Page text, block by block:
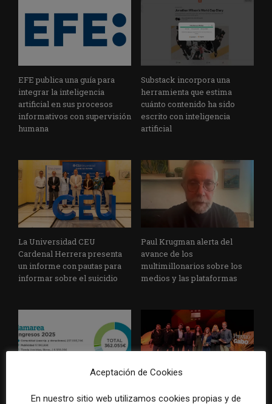
EFE publica una guía para
integrar la inteligencia
artificial en sus procesos
informativos con supervisión
humana
Substack incorpora una
herramienta que estima
cuánto contenido ha sido
escrito con inteligencia
artificial
La Universidad CEU
Cardenal Herrera presenta
un informe con pautas para
informar sobre el suicidio
Paul Krugman alerta del
avance de los
multimillonarios sobre los
medios y las plataformas
Aceptación de Cookies
En nuestro sitio web utilizamos cookies propias y de